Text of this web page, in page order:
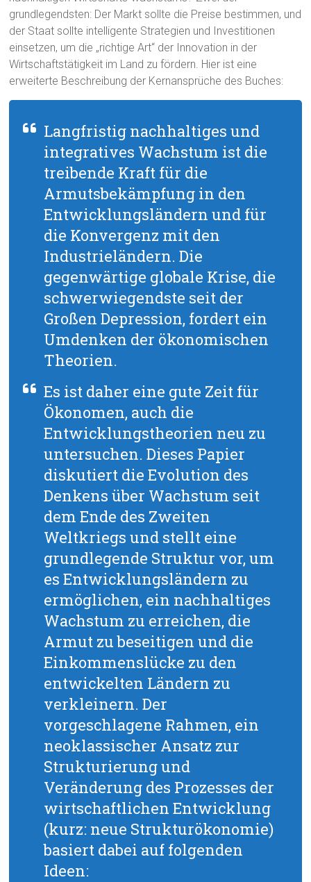
grundlegendsten: Der Markt sollte die Preise bestimmen, und
der Staat sollte intelligente Strategien und Investitionen
einsetzen, um die „richtige Art“ der Innovation in der
Wirtschaftstätigkeit im Land zu fördern. Hier ist eine
erweiterte Beschreibung der Kernansprüche des Buches:
Langfristig nachhaltiges und
integratives Wachstum ist die
treibende Kraft für die
Armutsbekämpfung in den
Entwicklungsländern und für
die Konvergenz mit den
Industrieländern. Die
gegenwärtige globale Krise, die
schwerwiegendste seit der
Großen Depression, fordert ein
Umdenken der ökonomischen
Theorien.
Es ist daher eine gute Zeit für
Ökonomen, auch die
Entwicklungstheorien neu zu
untersuchen. Dieses Papier
diskutiert die Evolution des
Denkens über Wachstum seit
dem Ende des Zweiten
Weltkriegs und stellt eine
grundlegende Struktur vor, um
es Entwicklungsländern zu
ermöglichen, ein nachhaltiges
Wachstum zu erreichen, die
Armut zu beseitigen und die
Einkommenslücke zu den
entwickelten Ländern zu
verkleinern. Der
vorgeschlagene Rahmen, ein
neoklassischer Ansatz zur
Strukturierung und
Veränderung des Prozesses der
wirtschaftlichen Entwicklung
(kurz: neue Strukturökonomie)
basiert dabei auf folgenden
Ideen: